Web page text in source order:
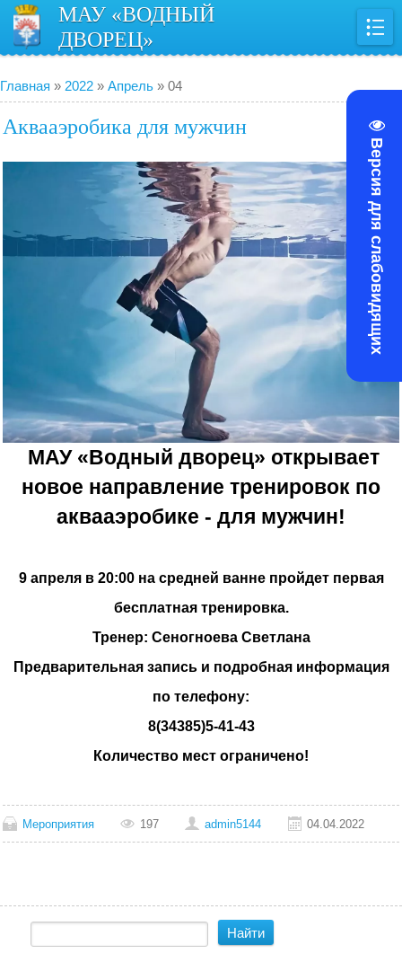
Версия для слабовидящих
МАУ «ВОДНЫЙ
ДВОРЕЦ»
Главная » 2022 » Апрель » 04
Аквааэробика для мужчин
МАУ «Водный дворец» открывает
новое направление тренировок по
аквааэробике - для мужчин!
9 апреля в 20:00 на средней ванне пройдет первая
бесплатная тренировка.
Тренер: Сеногноева Светлана
Предварительная запись и подробная информация
по телефону:
8(34385)5-41-43
Количество мест ограничено!
Мероприятия 197 admin5144 04.04.2022